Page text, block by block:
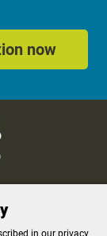
now
in our privacy